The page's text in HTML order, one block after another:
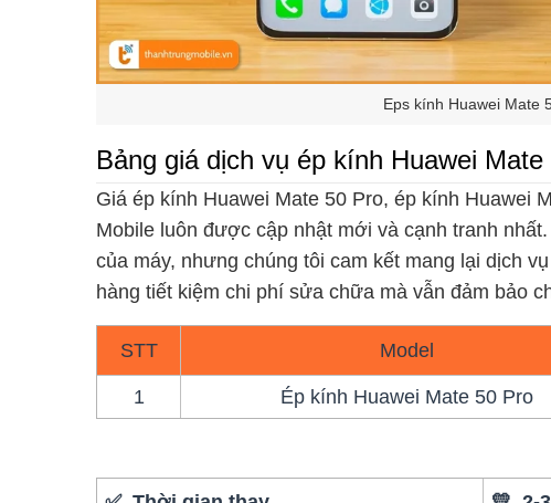
Eps kính Huawei Mate
Bảng giá dịch vụ ép kính Huawei
Giá ép kính Huawei Mate 50 Pro, ép kính Huawei
Mobile luôn được cập nhật mới và cạnh tranh
của máy, nhưng chúng tôi cam kết mang lại dịch
hàng tiết kiệm chi phí sửa chữa mà vẫn đảm bảo
STT Model
1 Ép kính Huawei Mate 50 Pro